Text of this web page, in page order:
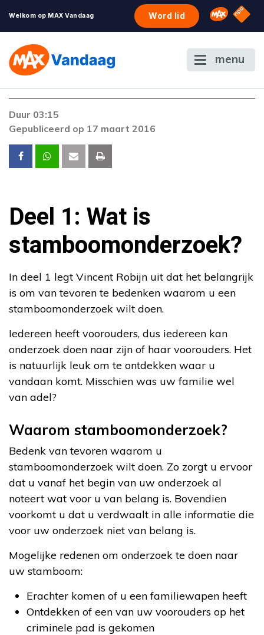
Welkom op MAX Vandaag Word lid Omroep
NPO
menu
Duur 03:15
Gepubliceerd op 17 maart 2016
Deel 1: Wat is
stamboomonderzoek?
In deel 1 legt Vincent Robijn uit dat het belangrijk
is om van tevoren te bedenken waarom u een
stamboomonderzoek wilt doen.
Iedereen heeft voorouders, dus iedereen kan
onderzoek doen naar zijn of haar voorouders. Het
is natuurlijk leuk om te ontdekken waar u
vandaan komt. Misschien was uw familie wel
van adel?
Waarom stamboomonderzoek?
Bedenk van tevoren waarom u
stamboomonderzoek wilt doen. Zo zorgt u ervoor
dat u vanaf het begin van uw onderzoek al
noteert wat voor u van belang is. Bovendien
voorkomt u dat u verdwaalt in alle informatie die
voor uw onderzoek niet van belang is.
Mogelijke redenen om onderzoek te doen naar
uw stamboom:
Erachter komen of u een familiewapen heeft
Ontdekken of een van uw voorouders op het
criminele pad is gekomen